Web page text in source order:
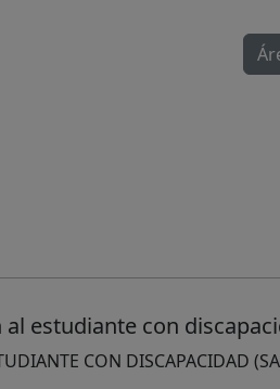
estudiante con
CON DISCAPACIDAD